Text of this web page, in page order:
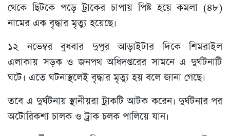
থেকে ছিটকে পড়ে ট্রাকের চাপায় পিষ্ট হয়ে কমলা (৪৮)
নামের এক বৃদ্ধার মৃত্যু হয়েছে।
১২ নভেম্বর বুধবার দুপুর আড়াইটার দিকে শিমরাইল
এলাকায় সড়ক ও জনপথ অধিদপ্তরের সামনে এ দুর্ঘটনাটি
ঘটে। এতে ঘটনাস্থলেই বৃদ্ধার মৃত্যু হয় বলে জানা গেছে।
তবে এ দুর্ঘটনায় স্থানীয়রা ট্রাকটি আটক করেন। দুর্ঘটনার পর
অটোরিকশা চালক ও ট্রাক চলক পালিয়ে যান।